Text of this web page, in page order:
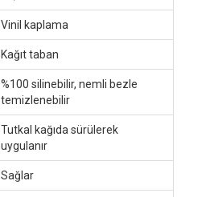
Vinil kaplama
Kağıt taban
%100 silinebilir, nemli bezle
temizlenebilir
Tutkal kağıda sürülerek
uygulanır
Sağlar